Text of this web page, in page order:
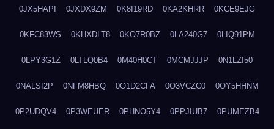
0JX5HAPI 0JXDX9ZM 0K8I19RD 0KA2KHRR 0KCE9EJG
0KFC83WS 0KHXDLT8 0KO7R0BZ 0LA240G7 0LIQ91PM
0LPY3G1Z 0LTLQ0B4 0M40H0CT 0MCMJJJP 0N1LZI50
0NALSI2P 0NFM8HBQ 0O1D2CFA 0O3VCZC0 0OY5HHNM
0P2UDQV4 0P3WEUER 0PHNO5Y4 0PPJIUB7 0PUMEZB4